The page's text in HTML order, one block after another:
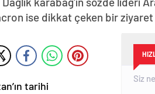
ise dikkat çeken bir
tarihi